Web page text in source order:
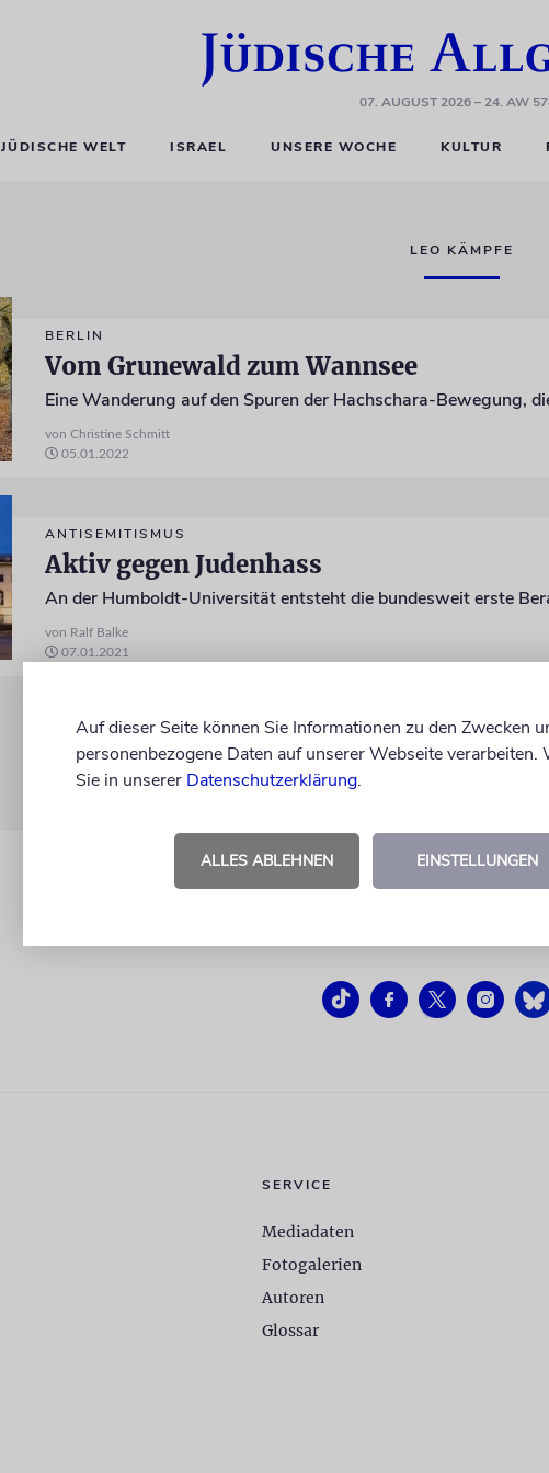
07. AUGUST 2026– 24. AW
JÜDISCHE WELT ISRAEL UNSERE WOCHE KULTUR
LEO KÄMPFE
BERLIN
Vom Grunewald zum Wannsee
von Christine Schmitt
05.01.2022
ANTISEMITISMUS
Aktiv gegen Judenhass
von Ralf Balke
07.01.2021
SERVICE
Mediadaten
Fotogalerien
Autoren
Glossar
Auf dieser Seite können Sie Informationen zu den Zwecken
personenbezogene Daten auf unserer Webseite
Sie in unserer Datenschutzerklärung.
ALLES ABLEHNEN EINSTELLUNGEN